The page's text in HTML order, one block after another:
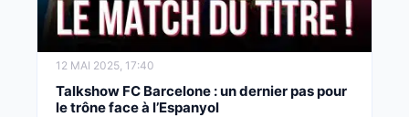
12 MAI 2025, 17:40
Talkshow FC Barcelone : un dernier pas pour
le trône face à l’Espanyol